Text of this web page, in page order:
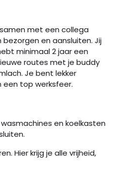
met een collega
en aansluiten. Jij
minimaal 2 jaar een
routes met je buddy
Je bent lekker
top werksfeer.
en koelkasten
Hier krijg je alle vrijheid,